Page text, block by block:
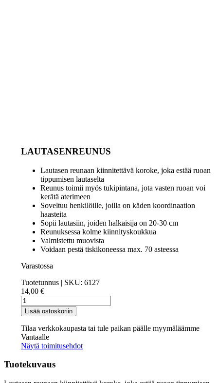
LAUTASENREUNUS
Lautasen reunaan kiinnitettävä koroke, joka estää ruoan
tippumisen lautaselta
Reunus toimii myös tukipintana, jota vasten ruoan voi
kerätä aterimeen
Soveltuu henkilöille, joilla on käden koordinaation
haasteita
Sopii lautasiin, joiden halkaisija on 20-30 cm
Reunuksessa kolme kiinnityskoukkua
Valmistettu muovista
Voidaan pestä tiskikoneessa max. 70 asteessa
Varastossa
Tuotetunnus | SKU: 6127
14,00 €
Lautasen
reunus
määrä
Lisää ostoskoriin
Tilaa verkkokaupasta tai tule paikan päälle myymäläämme
Vantaalle
Näytä toimitusehdot
Tuotekuvaus